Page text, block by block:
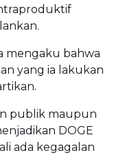
mengaku bahwa
yang ia lakukan
publik maupun
DOGE
ada kegagalan